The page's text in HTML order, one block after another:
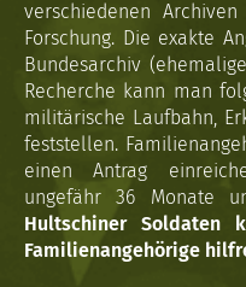
verschiedenen
Forschung. Die exakte
Bundesarchiv
Recherche kann man
militärische Laufbahn,
feststellen.
einen Antrag
ungefähr 36 Monate
Hultschiner Soldaten
Familienangehörige